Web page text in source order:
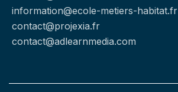
information@ecole-metiers-habitat.fr
contact@projexia.fr
contact@adlearnmedia.com